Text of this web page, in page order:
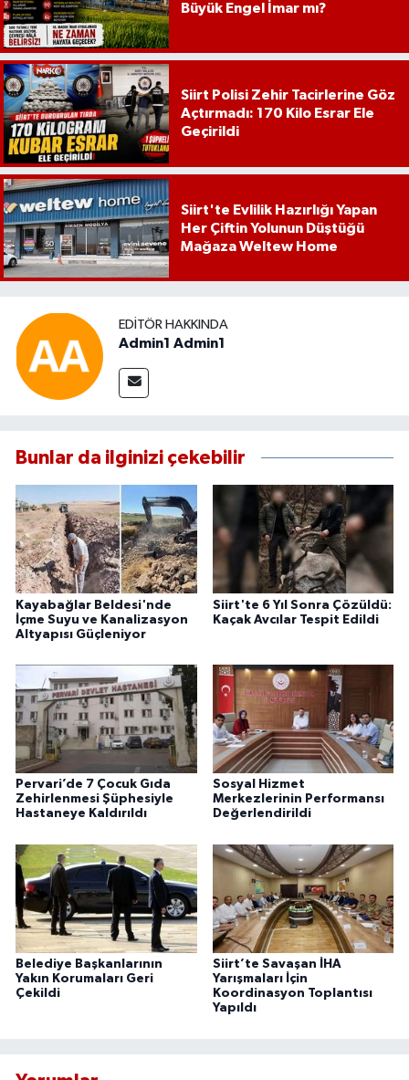
Büyük Engel İmar mı?
Siirt Polisi Zehir Tacirlerine Göz
Açtırmadı: 170 Kilo Esrar Ele
Geçirildi
Siirt'te Evlilik Hazırlığı Yapan
Her Çiftin Yolunun Düştüğü
Mağaza Weltew Home
EDITÖR HAKKINDA
Admin1 Admin1
Bunlar da ilginizi çekebilir
Kayabağlar Beldesi'nde
İçme Suyu ve Kanalizasyon
Altyapısı Güçleniyor
Siirt'te 6 Yıl Sonra Çözüldü:
Kaçak Avcılar Tespit Edildi
Pervari’de 7 Çocuk Gıda
Zehirlenmesi Şüphesiyle
Hastaneye Kaldırıldı
Sosyal Hizmet
Merkezlerinin Performansı
Değerlendirildi
Belediye Başkanlarının
Yakın Korumaları Geri
Çekildi
Siirt’te Savaşan İHA
Yarışmaları İçin
Koordinasyon Toplantısı
Yapıldı